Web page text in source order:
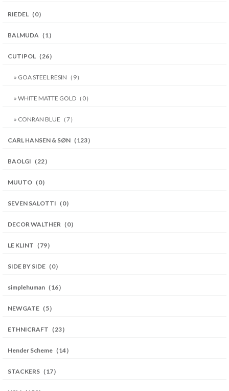
RIEDEL（0）
BALMUDA（1）
CUTIPOL（26）
» GOA STEEL RESIN（9）
» WHITE MATTE GOLD（0）
» CONRAN BLUE（7）
CARL HANSEN & SØN（123）
BAOLGI（22）
MUUTO（0）
SEVEN SALOTTI（0）
DECOR WALTHER（0）
LE KLINT（79）
SIDE BY SIDE（0）
simplehuman（16）
NEWGATE（5）
ETHNICRAFT（23）
Hender Scheme（14）
STACKERS（17）